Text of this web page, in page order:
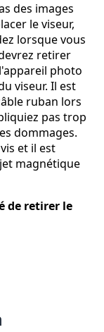
des images
le viseur,
lorsque vous
retirer
photo
viseur. Il est
ruban lors
pas trop
dommages.
et il est
magnétique
de retirer le